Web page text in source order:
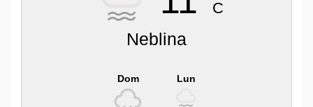
C
Neblina
Dom Lun